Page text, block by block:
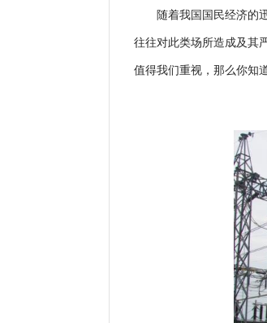
随着我国国民经济的
往往对此类场所造成及其
值得我们重视，那么你知